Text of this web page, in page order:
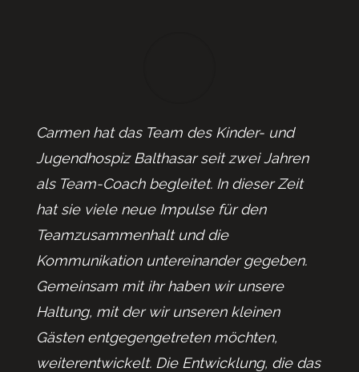
Carmen hat das Team des Kinder- und
Jugendhospiz Balthasar seit zwei Jahren
als Team-Coach begleitet. In dieser Zeit
hat sie viele neue Impulse für den
Teamzusammenhalt und die
Kommunikation untereinander gegeben.
Gemeinsam mit ihr haben wir unsere
Haltung, mit der wir unseren kleinen
Gästen entgegengetreten möchten,
weiterentwickelt. Die Entwicklung, die das